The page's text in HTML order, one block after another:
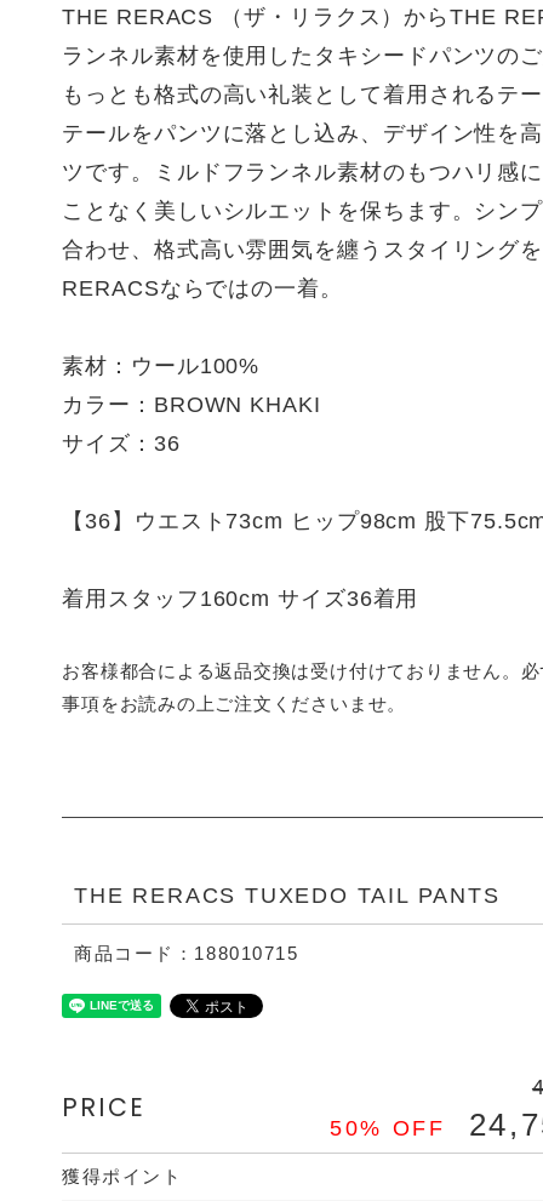
THE RERACS （ザ・リラクス）からTHE
ランネル素材を使用したタキシードパンツの
もっとも格式の高い礼装として着用されるテ
テールをパンツに落とし込み、デザイン性を
ツです。ミルドフランネル素材のもつハリ感
ことなく美しいシルエットを保ちます。シン
合わせ、格式高い雰囲気を纏うスタイリング
RERACSならではの一着。
素材：ウール100%
カラー：BROWN KHAKI
サイズ：36
【36】ウエスト73cm ヒップ98cm 股下
着用スタッフ160cm サイズ36着用
お客様都合による返品交換は受け付けておりません。
事項をお読みの上ご注文くださいませ。
THE RERACS TUXEDO TAIL PANTS
商品コード：188010715
PRICE
50% OFF
獲得ポイント